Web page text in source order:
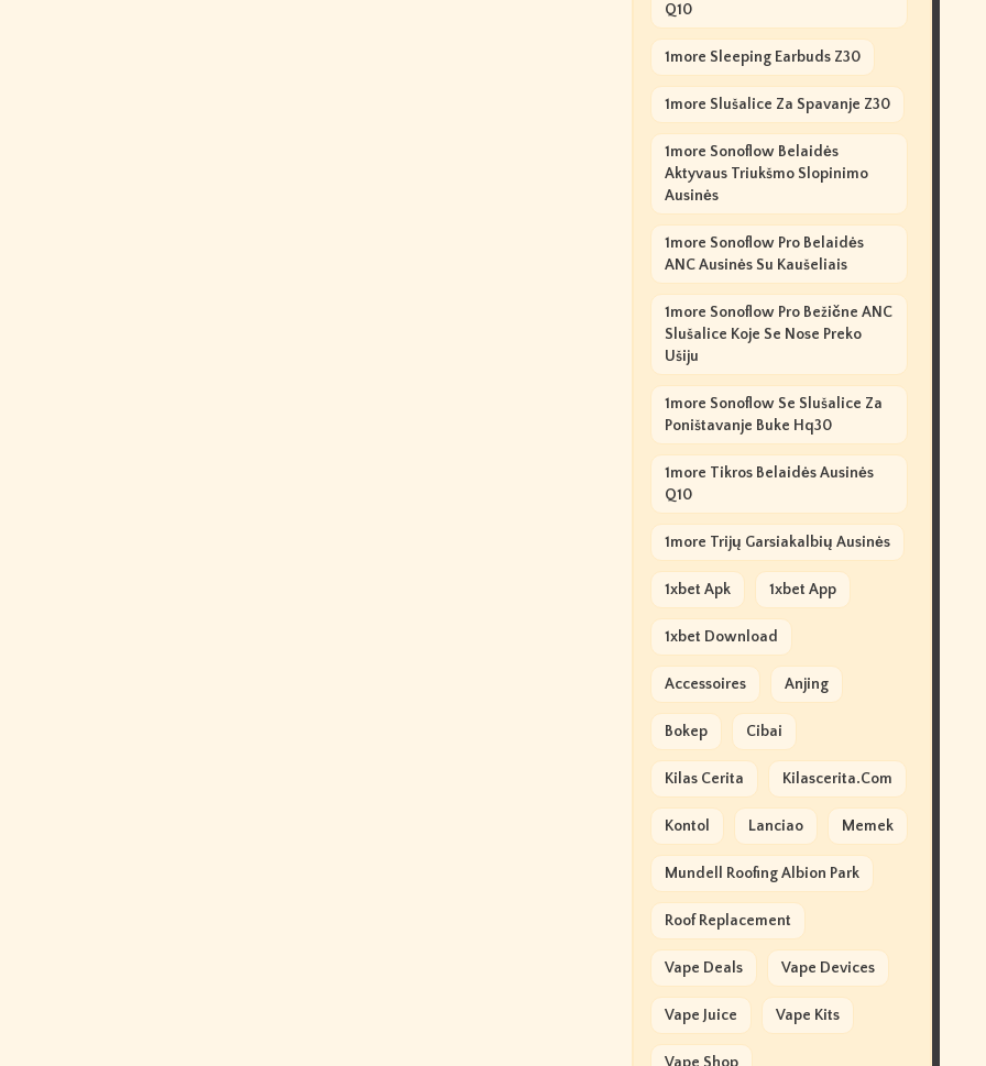
Q10
1more Sleeping Earbuds Z30
1more Slušalice Za Spavanje Z30
1more Sonoflow Belaidės
Aktyvaus Triukšmo Slopinimo
Ausinės
1more Sonoflow Pro Belaidės
ANC Ausinės Su Kaušeliais
1more Sonoflow Pro Bežične ANC
Slušalice Koje Se Nose Preko
Ušiju
1more Sonoflow Se Slušalice Za
Poništavanje Buke Hq30
1more Tikros Belaidės Ausinės
Q10
1more Trijų Garsiakalbių Ausinės
1xbet Apk 1xbet App
1xbet Download
Accessoires Anjing
Bokep Cibai
Kilas Cerita Kilascerita.com
Kontol Lanciao Memek
Mundell Roofing Albion Park
Roof Replacement
Vape Deals Vape Devices
Vape Juice Vape Kits